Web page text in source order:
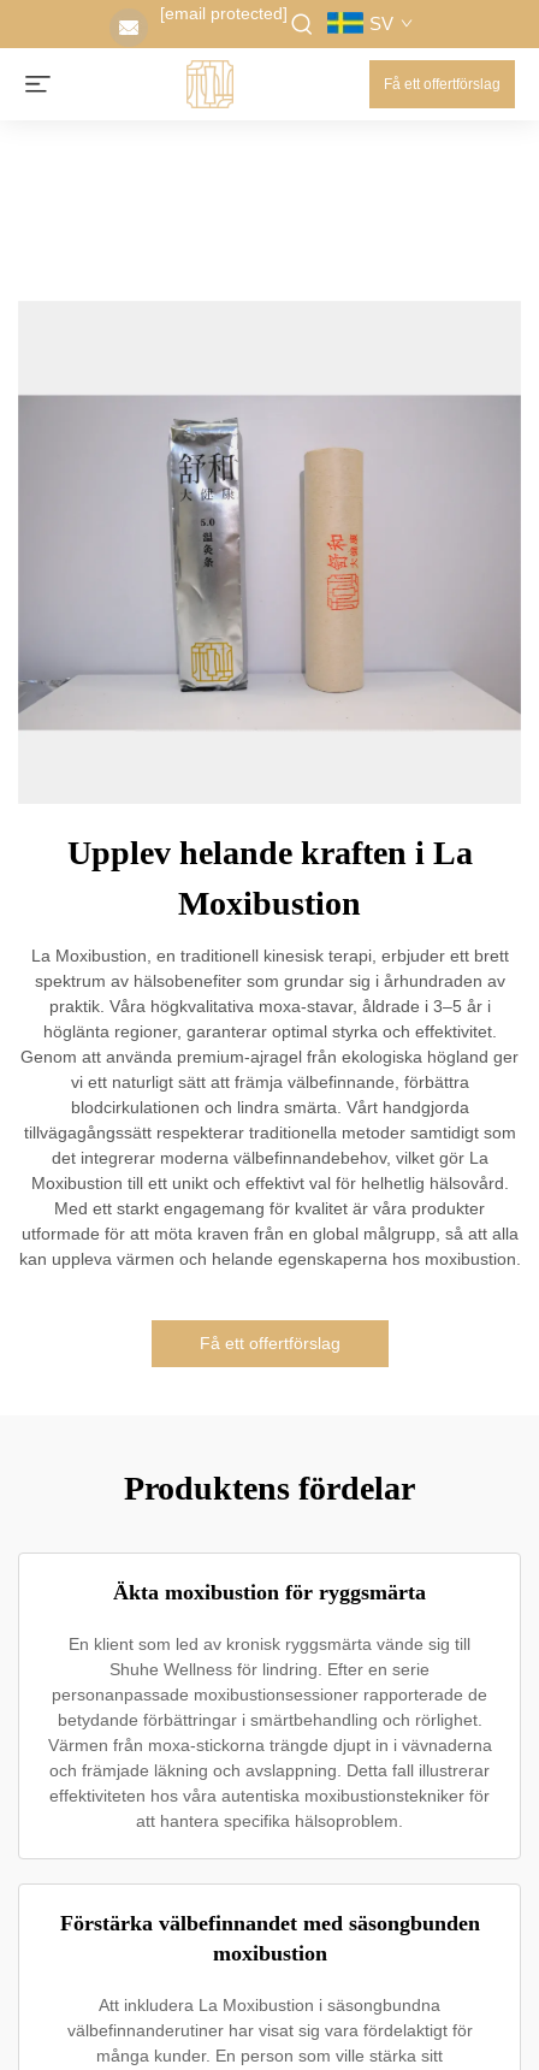
[email protected] SV
Få ett offertförslag
Upplev helande kraften i La
Moxibustion
La Moxibustion, en traditionell kinesisk terapi, erbjuder ett brett
spektrum av hälsobenefiter som grundar sig i århundraden av
praktik. Våra högkvalitativa moxa-stavar, åldrade i 3–5 år i
höglänta regioner, garanterar optimal styrka och effektivitet.
Genom att använda premium-ajragel från ekologiska högland ger
vi ett naturligt sätt att främja välbefinnande, förbättra
blodcirkulationen och lindra smärta. Vårt handgjorda
tillvägagångssätt respekterar traditionella metoder samtidigt som
det integrerar moderna välbefinnandebehov, vilket gör La
Moxibustion till ett unikt och effektivt val för helhetlig hälsovård.
Med ett starkt engagemang för kvalitet är våra produkter
utformade för att möta kraven från en global målgrupp, så att alla
kan uppleva värmen och helande egenskaperna hos moxibustion.
Få ett offertförslag
Produktens fördelar
Äkta moxibustion för ryggsmärta
En klient som led av kronisk ryggsmärta vände sig till
Shuhe Wellness för lindring. Efter en serie
personanpassade moxibustionsessioner rapporterade de
betydande förbättringar i smärtbehandling och rörlighet.
Värmen från moxa-stickorna trängde djupt in i vävnaderna
och främjade läkning och avslappning. Detta fall illustrerar
effektiviteten hos våra autentiska moxibustionstekniker för
att hantera specifika hälsoproblem.
Förstärka välbefinnandet med säsongbunden
moxibustion
Att inkludera La Moxibustion i säsongbundna
välbefinnanderutiner har visat sig vara fördelaktigt för
många kunder. En person som ville stärka sitt